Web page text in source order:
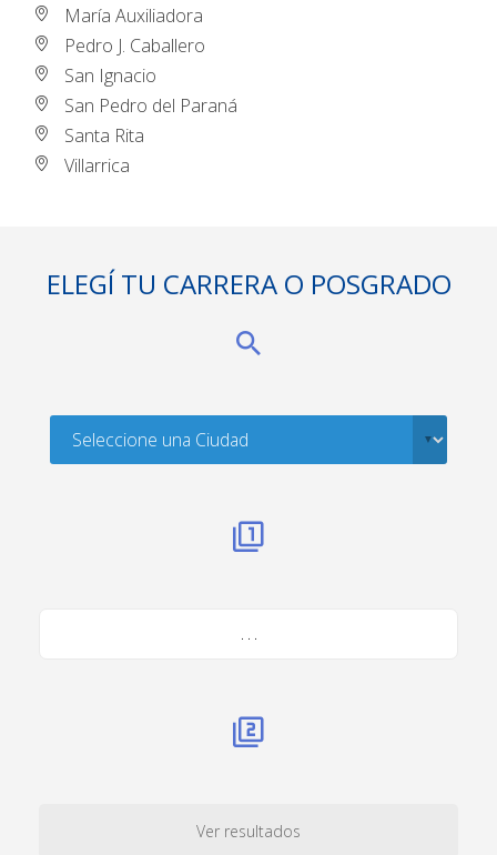
María Auxiliadora
Pedro J. Caballero
San Ignacio
San Pedro del Paraná
Santa Rita
Villarrica
ELEGÍ TU CARRERA O POSGRADO
. . .
Ver resultados